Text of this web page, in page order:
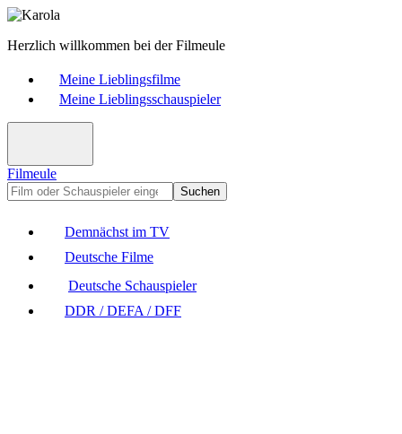
Herzlich willkommen bei der Filmeule
Meine Lieblingsfilme
Meine Lieblingsschauspieler
Filmeule
Suchen
Demnächst im TV
Deutsche Filme
Deutsche Schauspieler
DDR / DEFA / DFF